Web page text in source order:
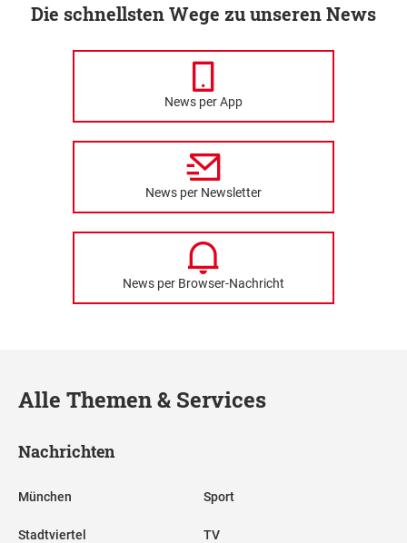
Die schnellsten Wege zu unseren News
News per App
News per Newsletter
News per Browser-Nachricht
Alle Themen & Services
Nachrichten
München
Stadtviertel
Sport
TV